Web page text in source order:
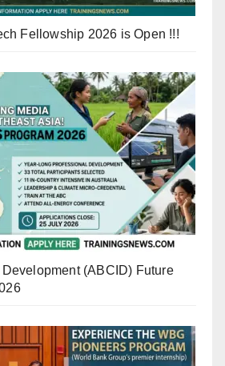
Fellowship 2026 is Open !!!
(ABCID) Future